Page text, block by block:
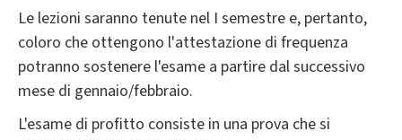
Le lezioni saranno tenute nel I semestre e, pertanto,
coloro che ottengono l'attestazione di frequenza
potranno sostenere l'esame a partire dal successivo
mese di gennaio/febbraio.
L'esame di profitto consiste in una prova che si